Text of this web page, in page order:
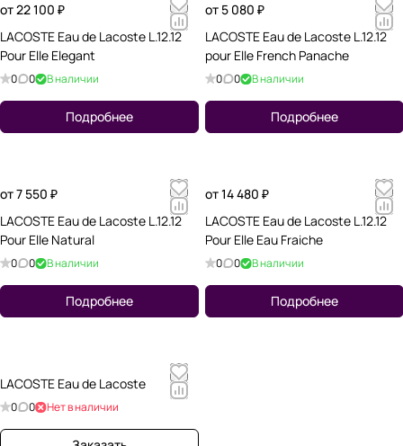
от 22 100 ₽
LACOSTE Eau de Lacoste L.12.12
Pour Elle Elegant
0 0 В наличии
Подробнее
от 5 080 ₽
LACOSTE Eau de Lacoste L.12.12
pour Elle French Panache
0 0 В наличии
Подробнее
от 7 550 ₽
LACOSTE Eau de Lacoste L.12.12
Pour Elle Natural
0 0 В наличии
Подробнее
от 14 480 ₽
LACOSTE Eau de Lacoste L.12.12
Pour Elle Eau Fraiche
0 0 В наличии
Подробнее
LACOSTE Eau de Lacoste
0 0 Нет в наличии